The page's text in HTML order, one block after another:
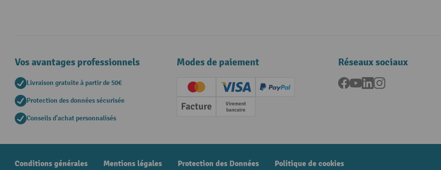
Vos avantages professionnels
Livraison gratuite à partir de 50€
Protection des données sécurisée
Conseils d'achat personnalisés
Modes de paiement
Creditcard (Master)Creditcard (Visa)
PayPal
Facture Paiement anticipé
Réseaux sociaux
Facebook
YouTubeLinkedInInstagram
Conditions générales Mentions légales Protection des Données Politique de cookies